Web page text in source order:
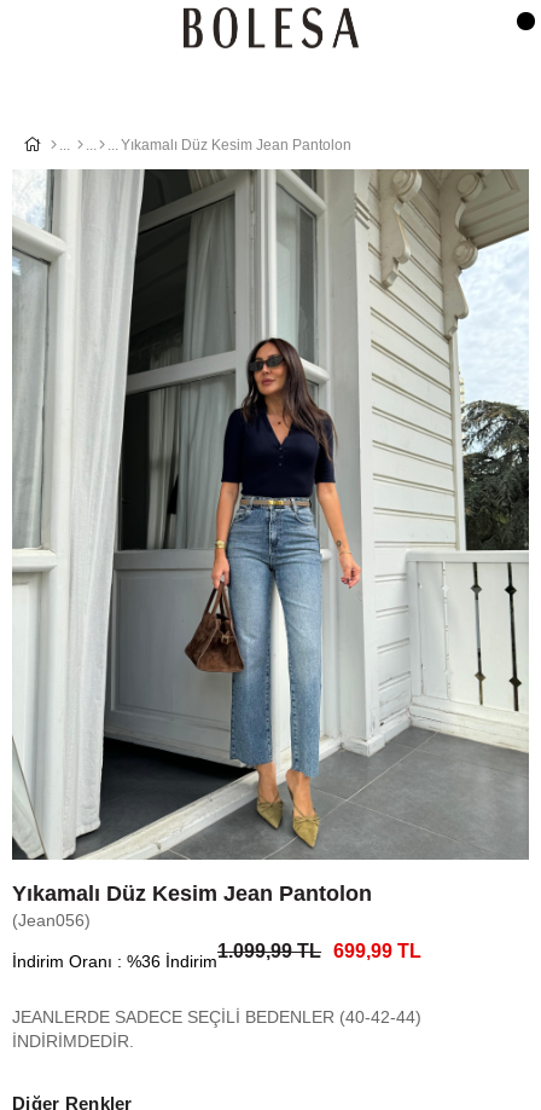
Yıkamalı Düz Kesim Jean Pantolon
Yıkamalı Düz Kesim Jean Pantolon
(Jean056)
İndirim Oranı : %36 İndirim1.099,99 TL 699,99 TL
JEANLERDE SADECE SEÇİLİ BEDENLER (40-42-44)
İNDİRİMDEDİR.
Diğer Renkler